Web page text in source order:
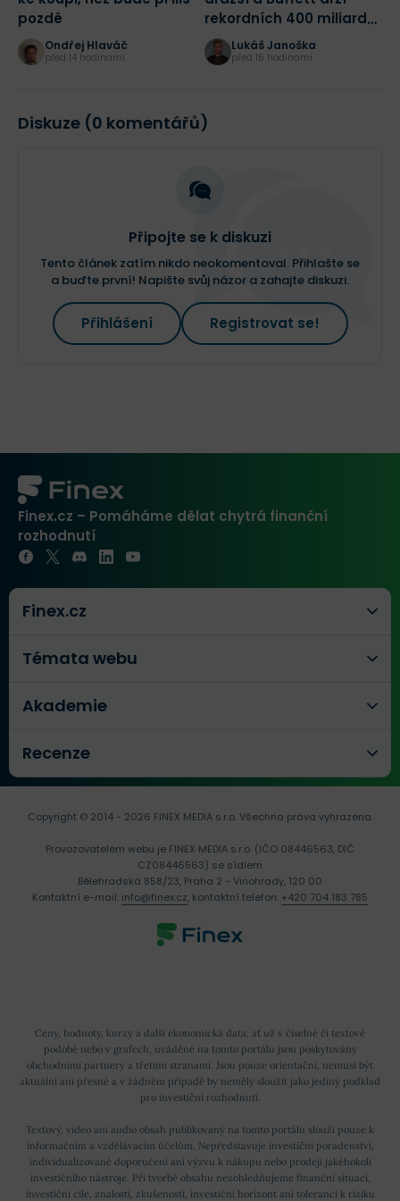
pozdě
Ondřej Hlaváč
před 14 hodinami
rekordních 400 miliard
dolarů! Jak bych dnes
začal investovat?
Lukáš Janoška
před 16 hodinami
Diskuze (0 komentářů)
Připojte se k diskuzi
Tento článek zatím nikdo neokomentoval. Přihlašte se
a buďte první! Napište svůj názor a zahajte diskuzi.
Přihlášení Registrovat se!
Finex.cz – Pomáháme dělat chytrá finanční
rozhodnutí
Finex.cz
Témata webu
Akademie
Recenze
Ceny, hodnoty, kurzy a další ekonomická data, ať už v číselné či textové
podobě nebo v grafech, uváděné na tomto portálu jsou poskytovány
obchodními partnery a třetími stranami. Jsou pouze orientační, nemusí být
aktuální ani přesné a v žádném případě by neměly sloužit jako jediný podklad
pro investiční rozhodnutí.
Textový, video ani audio obsah publikovaný na tomto portálu slouží pouze k
informačním a vzdělávacím účelům. Nepředstavuje investiční poradenství,
individualizované doporučení ani výzvu k nákupu nebo prodeji jakéhokoli
investičního nástroje. Při tvorbě obsahu nezohledňujeme finanční situaci,
investiční cíle, znalosti, zkušenosti, investiční horizont ani toleranci k riziku
Copyright © 2014 - 2026 FINEX MEDIA s.r.o.Všechna práva vyhrazena.
Provozovatelem webu je FINEX MEDIA s.r.o. (IČO 08446563, DIČ
CZ08446563) se sídlem
Bělehradská 858/23, Praha 2 - Vinohrady, 120 00
Kontaktní e-mail: info@finex.cz, kontaktní telefon: +420 704 183 785